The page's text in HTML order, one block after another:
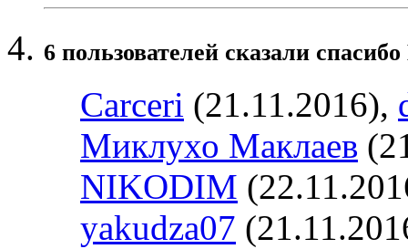
6 пользователей сказали
Carceri (21.11.2016),
Миклухо Маклаев
NIKODIM
yakudza07